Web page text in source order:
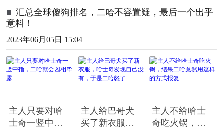
■ 汇总全球傻狗排名，二哈不容置疑，最后一个出乎
意料！
2023年06月05日 15:04
主人只要对哈
士奇一竖中
主人给巴哥犬
买了新衣服，
主人不给哈士
奇吃火锅，结